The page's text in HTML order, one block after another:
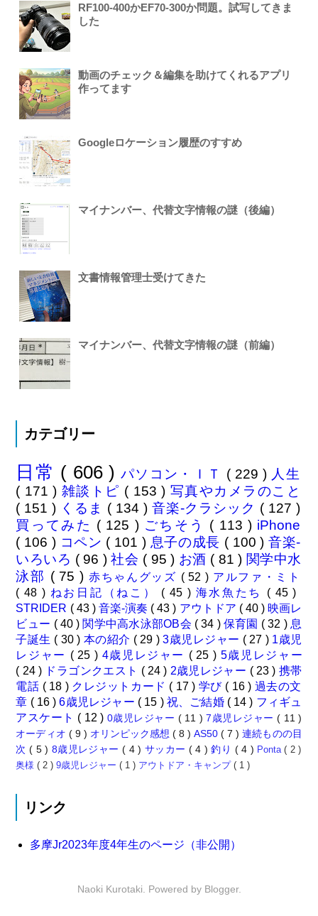
RF100-400かEF70-300か問題。試写してきま
した
動画のチェック＆編集を助けてくれるアプリ
作ってます
Googleロケーション履歴のすすめ
マイナンバー、代替文字情報の謎（後編）
文書情報管理士受けてきた
マイナンバー、代替文字情報の謎（前編）
カテゴリー
日常 ( 606 )パソコン・ＩＴ ( 229 ) 人生
( 171 ) 雑談トピ ( 153 ) 写真やカメラのこと
( 151 ) くるま ( 134 ) 音楽-クラシック ( 127 )
買ってみた ( 125 ) ごちそう ( 113 ) iPhone
( 106 ) コペン ( 101 ) 息子の成長 ( 100 )音楽-
いろいろ ( 96 )社会 ( 95 ) お酒 ( 81 ) 関学中水
泳部 ( 75 ) 赤ちゃんグッズ ( 52 ) アルファ・ミト
( 48 ) ねお日記（ねこ） ( 45 ) 海水魚たち ( 45 )
STRIDER ( 43 ) 音楽-演奏 ( 43 ) アウトドア ( 40 ) 映画レ
ビュー ( 40 ) 関学中高水泳部OB会 ( 34 ) 保育園 ( 32 ) 息
子誕生 ( 30 ) 本の紹介 ( 29 )3歳児レジャー ( 27 ) 1歳児
レジャー ( 25 ) 4歳児レジャー ( 25 ) 5歳児レジャー
( 24 ) ドラゴンクエスト ( 24 ) 2歳児レジャー ( 23 ) 携帯
電話 ( 18 ) クレジットカード ( 17 ) 学び ( 16 ) 過去の文
章 ( 16 )6歳児レジャー ( 15 ) 祝、ご結婚 ( 14 ) フィギュ
アスケート ( 12 ) 0歳児レジャー ( 11 )7歳児レジャー( 11 )
オーディオ ( 9 ) オリンピック感想( 8 )AS50( 7 )連続ものの目
次( 5 ) 8歳児レジャー( 4 ) サッカー ( 4 )釣り ( 4 ) Ponta( 2 )
奥様( 2 )9歳児レジャー( 1 ) アウトドア・キャンプ( 1 )
リンク
多摩Jr2023年度4年生のページ（非公開）
Naoki Kurotaki. Powered by Blogger.